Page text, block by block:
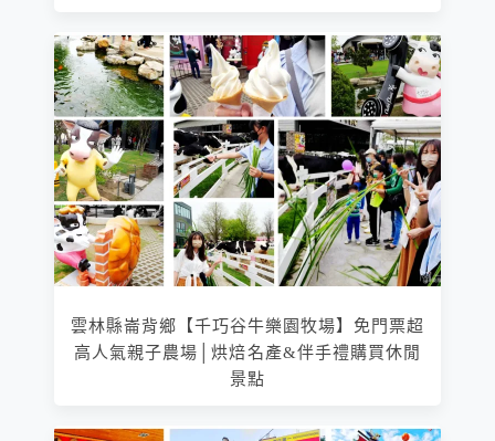
雲林縣崙背鄉【千巧谷牛樂園牧場】免門票超
高人氣親子農場│烘焙名產&伴手禮購買休閒
景點